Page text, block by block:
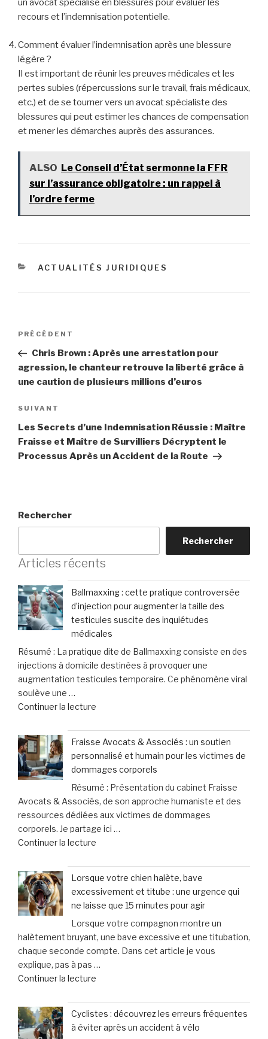
un avocat spécialisé en blessures pour évaluer les
recours et l’indemnisation potentielle.
Comment évaluer l’indemnisation après une blessure
légère ?
Il est important de réunir les preuves médicales et les
pertes subies (répercussions sur le travail, frais médicaux,
etc.) et de se tourner vers un avocat spécialiste des
blessures qui peut estimer les chances de compensation
et mener les démarches auprès des assurances.
ALSO Le Conseil d’État sermonne la FFR
sur l’assurance obligatoire : un rappel à
l’ordre ferme
CATÉGORIES
ACTUALITÉS JURIDIQUES
Navigation
l’article
Article
précédent
PRÉCÉDENT
Chris Brown : Après une arrestation pour
agression, le chanteur retrouve la liberté grâce à
une caution de plusieurs millions d’euros
Article
suivant
SUIVANT
Les Secrets d’une Indemnisation Réussie : Maître
Fraisse et Maître de Survilliers Décryptent le
Processus Après un Accident de la Route
Rechercher
Rechercher
Articles récents
Ballmaxxing : cette pratique controversée
d’injection pour augmenter la taille des
testicules suscite des inquiétudes
médicales
Résumé : La pratique dite de Ballmaxxing consiste en des
injections à domicile destinées à provoquer une
augmentation testicules temporaire. Ce phénomène viral
soulève une …
Continuer la lecture
:
cette
pratique
controversée
d’injection
pour
augmenter
la
inquiétudes
médicales »
Fraisse Avocats & Associés : un soutien
personnalisé et humain pour les victimes de
dommages corporels
Résumé : Présentation du cabinet Fraisse
Avocats & Associés, de son approche humaniste et des
ressources dédiées aux victimes de dommages
corporels. Je partage ici …
Continuer la lecture
Avocats
&
Associés
:
un
soutien
personnalisé
et
Lorsque votre chien halète, bave
excessivement et titube : une urgence qui
ne laisse que 15 minutes pour agir
Lorsque votre compagnon montre un
halètement bruyant, une bave excessive et une titubation,
chaque seconde compte. Dans cet article je vous
explique, pas à pas …
Continuer la lecture
votre
chien
halète,
Cyclistes : découvrez les erreurs fréquentes
à éviter après un accident à vélo